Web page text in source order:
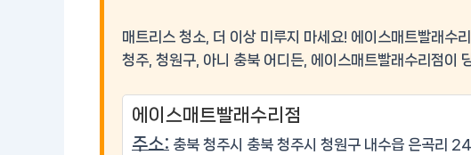
매트리스 청소, 더 이상 미루지 마세요! 에이스매트빨래수
청주, 청원구, 아니 충북 어디든, 에이스매트빨래수리점이
에이스매트빨래수리점
주소: 충북 청주시 충북 청주시 청원구 내수읍 은곡리